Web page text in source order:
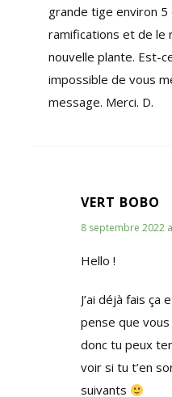
grande tige environ
ramifications et de le
nouvelle plante. Est-
impossible de vous
message. Merci. D.
VERT BOBO
8 septembre 2022
Hello !
J’ai déjà fais ça
pense que
donc tu peux
voir si tu t’en
suivants